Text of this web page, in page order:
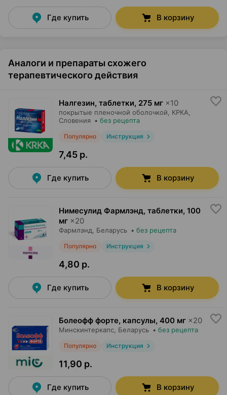
Где купить В корзину
Аналоги и препараты схожего
терапевтического действия
Налгезин, таблетки, 275 мг ×10
покрытые пленочной оболочкой, КРКА
Словения • без рецепта
Популярно Инструкция
7,45 р.
Где купить В корзину
Нимесулид Фармлэнд, таблетки, 100
мг ×20
Фармлэнд , Беларусь • без рецепта
Популярно Инструкция
4,80 р.
Где купить В корзину
Болеофф форте, капсулы, 400 мг ×20
Минскинтеркапс , Беларусь • без рецепта
Популярно Инструкция
11,90 р.
Где купить В корзину